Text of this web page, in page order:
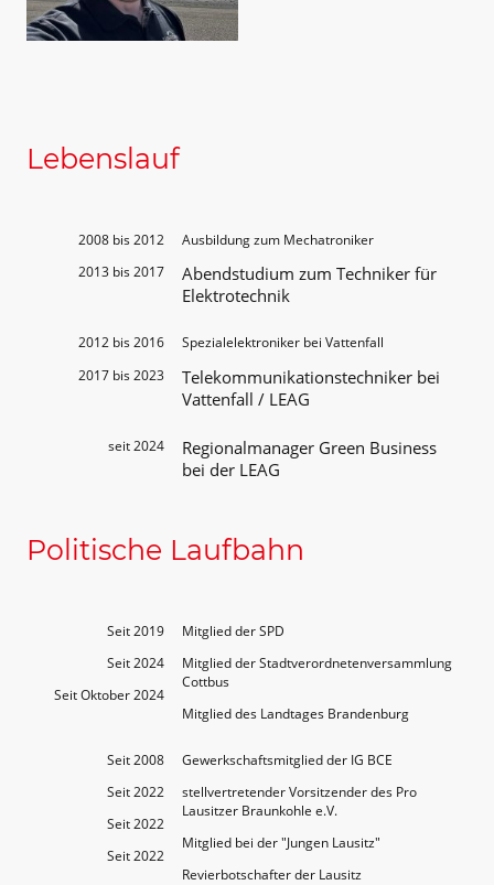
Lebenslauf
2008 bis 2012
2013 bis 2017
Ausbildung zum Mechatroniker
Abendstudium zum Techniker für
Elektrotechnik
2012 bis 2016
2017 bis 2023
Spezialelektroniker bei Vattenfall
Telekommunikationstechniker bei
Vattenfall / LEAG
seit 2024
Regionalmanager Green Business
bei der LEAG
Politische Laufbahn
Seit 2019
Seit 2024
Seit Oktober 2024
Mitglied der SPD
Mitglied der Stadtverordnetenversammlung
Cottbus
Mitglied des Landtages Brandenburg
Seit 2008
Seit 2022
Seit 2022
Seit 2022
Gewerkschaftsmitglied der IG BCE
stellvertretender Vorsitzender des Pro
Lausitzer Braunkohle e.V.
Mitglied bei der "Jungen Lausitz"
Revierbotschafter der Lausitz